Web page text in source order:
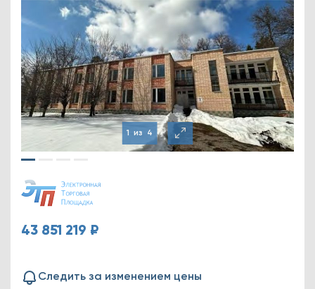
1 из 4
43 851 219 ₽
Следить за изменением цены